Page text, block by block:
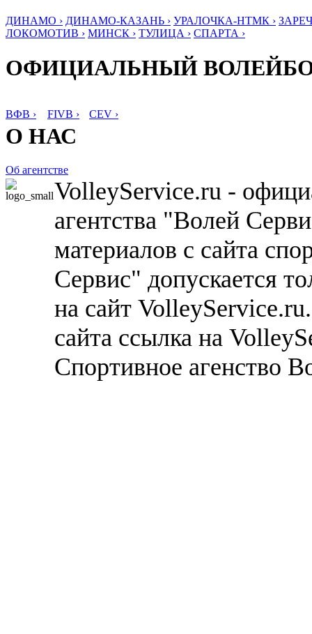
ДИНАМО › ДИНАМО-КАЗАНЬ › УРАЛОЧКА-НТМК ›
ЛОКОМОТИВ › МИНСК › ТУЛИЦА › СПАРТА ›
ОФИЦИАЛЬНЫЙ
ВФВ › FIVB › CEV ›
О НАС
Об агентстве
VolleyService.ru -
агентства "Волей
материалов с сайта
Сервис" допускается
на сайт
сайта ссылка на
Спортивное агенство